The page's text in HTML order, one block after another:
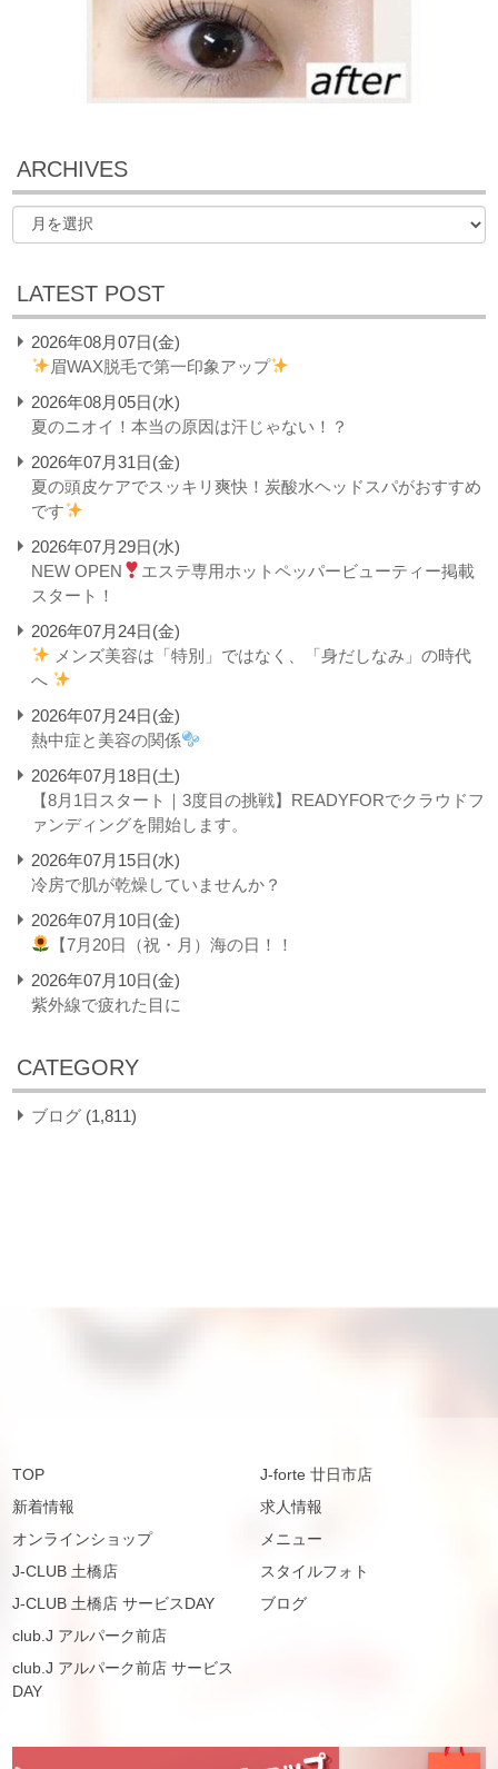
ARCHIVES
LATEST POST
2026年08月07日(金)
眉WAX脱毛で第一印象アップ
2026年08月05日(水)
夏のニオイ！本当の原因は汗じゃない！？
2026年07月31日(金)
夏の頭皮ケアでスッキリ爽快！炭酸水ヘッドスパがおすすめ
です
2026年07月29日(水)
NEW OPEN
エステ専用ホットペッパービューティー掲載
スタート！
2026年07月24日(金)
メンズ美容は「特別」ではなく、「身だしなみ」の時代
へ
2026年07月24日(金)
熱中症と美容の関係
2026年07月18日(土)
【8月1日スタート｜3度目の挑戦】READYFORでクラウドフ
ァンディングを開始します。
2026年07月15日(水)
冷房で肌が乾燥していませんか？
2026年07月10日(金)
【7月20日（祝・月）海の日！！
2026年07月10日(金)
紫外線で疲れた目に
CATEGORY
ブログ (1,811)
TOP
新着情報
オンラインショップ
J-CLUB 土橋店
J-CLUB 土橋店 サービスDAY
club.J アルパーク前店
club.J アルパーク前店 サービス
DAY
J-forte 廿日市店
求人情報
メニュー
スタイルフォト
ブログ